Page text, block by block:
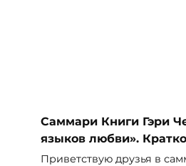
Саммари Книги Гэри
языков любви».
Приветствую друзья в